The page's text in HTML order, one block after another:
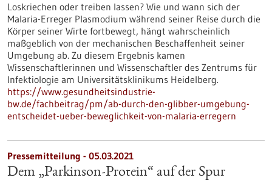
Loskriechen oder treiben lassen? Wie und wann sich der
Malaria-Erreger Plasmodium während seiner Reise durch die
Körper seiner Wirte fortbewegt, hängt wahrscheinlich
maßgeblich von der mechanischen Beschaffenheit seiner
Umgebung ab. Zu diesem Ergebnis kamen
Wissenschaftlerinnen und Wissenschaftler des Zentrums für
Infektiologie am Universitätsklinikums Heidelberg.
https://www.gesundheitsindustrie-
bw.de/fachbeitrag/pm/ab-durch-den-glibber-umgebung-
entscheidet-ueber-beweglichkeit-von-malaria-erregern
Pressemitteilung - 05.03.2021
Dem „Parkinson-Protein“ auf der Spur